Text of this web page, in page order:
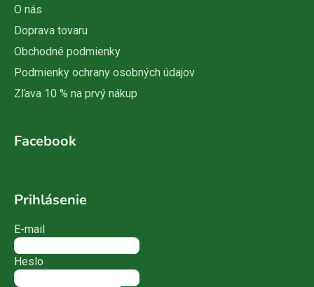
O nás
Doprava tovaru
Obchodné podmienky
Podmienky ochrany osobných údajov
Zľava 10 % na prvý nákup
Facebook
Prihlásenie
E-mail
Heslo